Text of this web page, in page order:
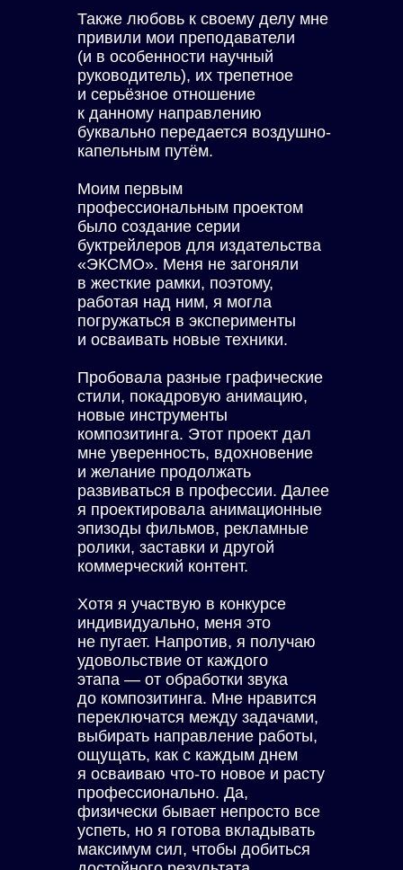
Также любовь к своему делу мне
привили мои преподаватели
(и в особенности научный
руководитель), их трепетное
и серьёзное отношение
к данному направлению
буквально передается воздушно-
капельным путём.
Моим первым
профессиональным проектом
было создание серии
буктрейлеров для издательства
«ЭКСМО». Меня не загоняли
в жесткие рамки, поэтому,
работая над ним, я могла
погружаться в эксперименты
и осваивать новые техники.
Пробовала разные графические
стили, покадровую анимацию,
новые инструменты
композитинга. Этот проект дал
мне уверенность, вдохновение
и желание продолжать
развиваться в профессии. Далее
я проектировала анимационные
эпизоды фильмов, рекламные
ролики, заставки и другой
коммерческий контент.
Хотя я участвую в конкурсе
индивидуально, меня это
не пугает. Напротив, я получаю
удовольствие от каждого
этапа — от обработки звука
до композитинга. Мне нравится
переключатся между задачами,
выбирать направление работы,
ощущать, как с каждым днем
я осваиваю что-то новое и расту
профессионально. Да,
физически бывает непросто все
успеть, но я готова вкладывать
максимум сил, чтобы добиться